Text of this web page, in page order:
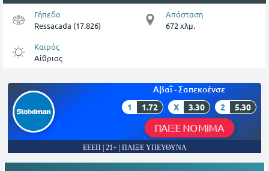
Γήπεδο
Ressacada (17.826)
Απόσταση
672 χλμ.
Καιρός
Αίθριος
Αβαΐ - Σαπεκοένσε
1 1.72 X 3.30 2 5.30
ΠΑΙΞΕ ΝΟΜΙΜΑ
ΕΕΕΠ | 21+ | ΠΑΙΞΕ ΥΠΕΥΘΥΝΑ